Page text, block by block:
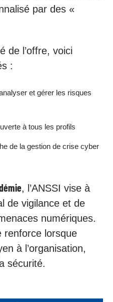
par des «
de l’offre, voici
:
et gérer les risques
à tous les profils
de la gestion de crise cyber
, l’ANSSI vise à
de vigilance et de
numériques.
renforce lorsque
à l’organisation,
sécurité.